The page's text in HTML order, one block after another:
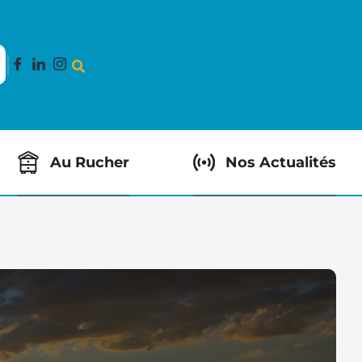
Au Rucher Nos Actualités